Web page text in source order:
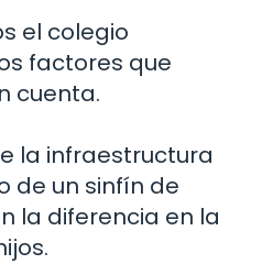
el colegio
factores que
cuenta.
la infraestructura
de un sinfín de
la diferencia en la